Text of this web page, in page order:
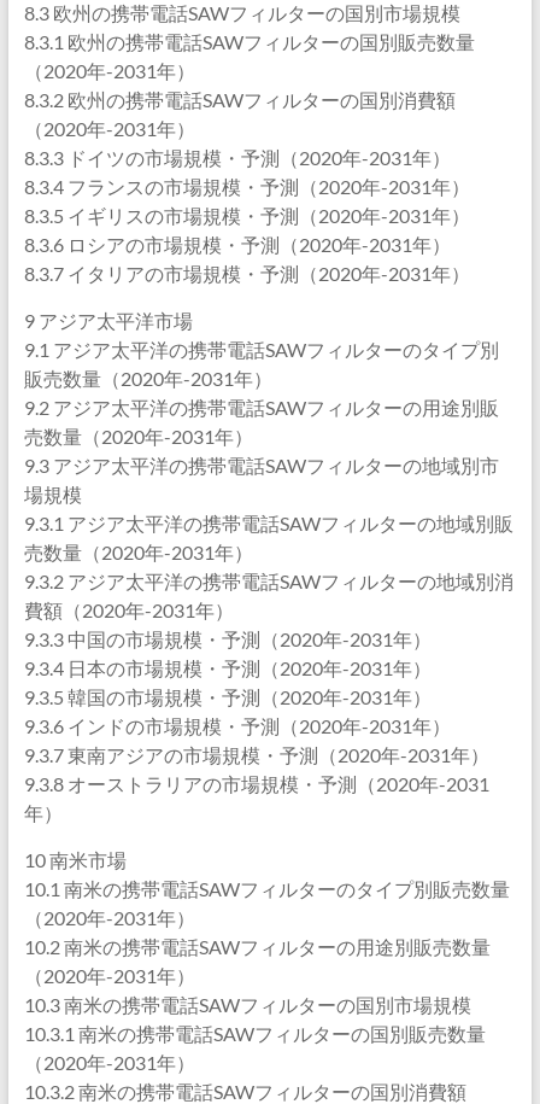
8.3 欧州の携帯電話SAWフィルターの国別市場規模
8.3.1 欧州の携帯電話SAWフィルターの国別販売数量
（2020年-2031年）
8.3.2 欧州の携帯電話SAWフィルターの国別消費額
（2020年-2031年）
8.3.3 ドイツの市場規模・予測（2020年-2031年）
8.3.4 フランスの市場規模・予測（2020年-2031年）
8.3.5 イギリスの市場規模・予測（2020年-2031年）
8.3.6 ロシアの市場規模・予測（2020年-2031年）
8.3.7 イタリアの市場規模・予測（2020年-2031年）
9 アジア太平洋市場
9.1 アジア太平洋の携帯電話SAWフィルターのタイプ別
販売数量（2020年-2031年）
9.2 アジア太平洋の携帯電話SAWフィルターの用途別販
売数量（2020年-2031年）
9.3 アジア太平洋の携帯電話SAWフィルターの地域別市
場規模
9.3.1 アジア太平洋の携帯電話SAWフィルターの地域別販
売数量（2020年-2031年）
9.3.2 アジア太平洋の携帯電話SAWフィルターの地域別消
費額（2020年-2031年）
9.3.3 中国の市場規模・予測（2020年-2031年）
9.3.4 日本の市場規模・予測（2020年-2031年）
9.3.5 韓国の市場規模・予測（2020年-2031年）
9.3.6 インドの市場規模・予測（2020年-2031年）
9.3.7 東南アジアの市場規模・予測（2020年-2031年）
9.3.8 オーストラリアの市場規模・予測（2020年-2031
年）
10 南米市場
10.1 南米の携帯電話SAWフィルターのタイプ別販売数量
（2020年-2031年）
10.2 南米の携帯電話SAWフィルターの用途別販売数量
（2020年-2031年）
10.3 南米の携帯電話SAWフィルターの国別市場規模
10.3.1 南米の携帯電話SAWフィルターの国別販売数量
（2020年-2031年）
10.3.2 南米の携帯電話SAWフィルターの国別消費額